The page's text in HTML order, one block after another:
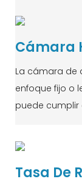
Cámara
La cámara de
enfoque fijo o
puede cumplir
Tasa De